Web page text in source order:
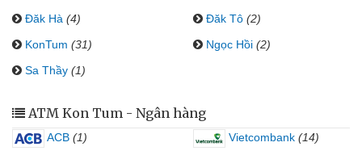
Đăk Hà (4) Đăk Tô (2)
KonTum (31) Ngọc Hồi (2)
Sa Thầy (1)
ATM Kon Tum - Ngân hàng
ACB (1) Vietcombank (14)